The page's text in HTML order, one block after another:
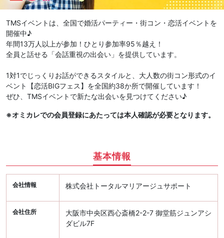
TMSイベントは、全国で婚活パーティー・街コン・恋活イベントを
開催中♪
年間13万人以上が参加！ひとり参加率95％越え！
全員と話せる「会話重視の出会い」を提供しています。
1対1でじっくりお話ができるスタイルと、大人数の街コン形式のイ
ベント【恋活BIGフェス】を全国約38か所で開催しています！
ぜひ、TMSイベントで新たな出会いを見つけてください♪
※オミカレでの会員登録にあたっては本人確認が必要となります。
基本情報
会社情報 株式会社トータルマリアージュサポート
会社住所
大阪市中央区西心斎橋2-2-7 御堂筋ジュンアシ
ダビル7F